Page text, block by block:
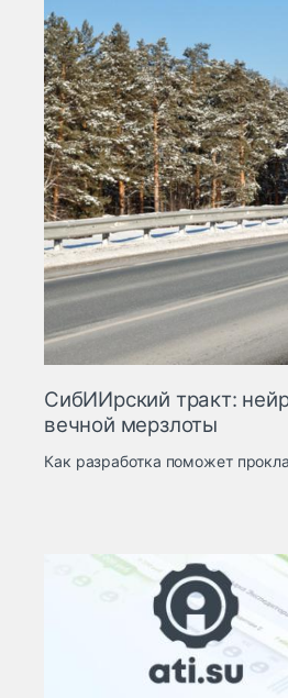
СибИИрский тракт:
вечной мерзлоты
Как разработка поможет